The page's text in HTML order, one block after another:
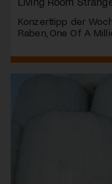
Konzerttipp der
Raben, One Of A